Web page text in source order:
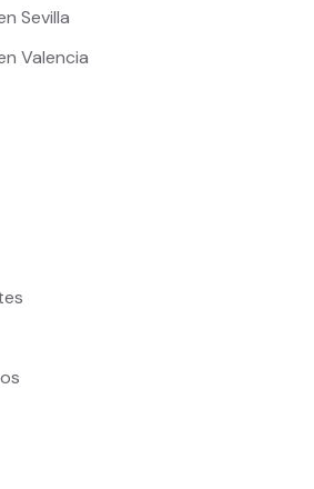
Sevilla
Valencia